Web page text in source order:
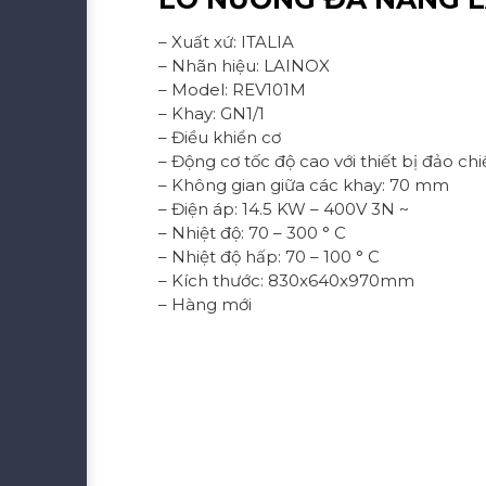
– Xuất xứ: ITALIA
– Nhãn hiệu: LAINOX
– Model: REV101M
– Khay: GN1/1
– Điều khiển cơ
– Động cơ tốc độ cao với thiết bị đảo
– Không gian giữa các khay: 70 mm
– Điện áp: 14.5 KW – 400V 3N ~
– Nhiệt độ: 70 – 300 ° C
– Nhiệt độ hấp: 70 – 100 ° C
– Kích thước: 830x640x970mm
– Hàng mới